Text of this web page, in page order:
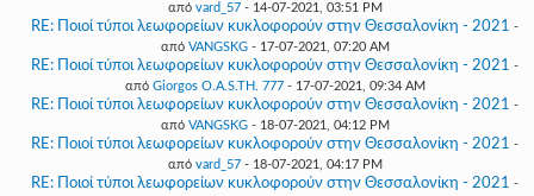
από vard_57- 14-07-2021, 03:51 PM
RE: Ποιοί τύποι λεωφορείων κυκλοφορούν στην Θεσσαλονίκη - 2021 -
από VANGSKG- 17-07-2021, 07:20 AM
RE: Ποιοί τύποι λεωφορείων κυκλοφορούν στην Θεσσαλονίκη - 2021 -
από Giorgos O.A.S.TH. 777- 17-07-2021, 09:34 AM
RE: Ποιοί τύποι λεωφορείων κυκλοφορούν στην Θεσσαλονίκη - 2021 -
από VANGSKG- 18-07-2021, 04:12 PM
RE: Ποιοί τύποι λεωφορείων κυκλοφορούν στην Θεσσαλονίκη - 2021 -
από vard_57- 18-07-2021, 04:17 PM
RE: Ποιοί τύποι λεωφορείων κυκλοφορούν στην Θεσσαλονίκη - 2021 -